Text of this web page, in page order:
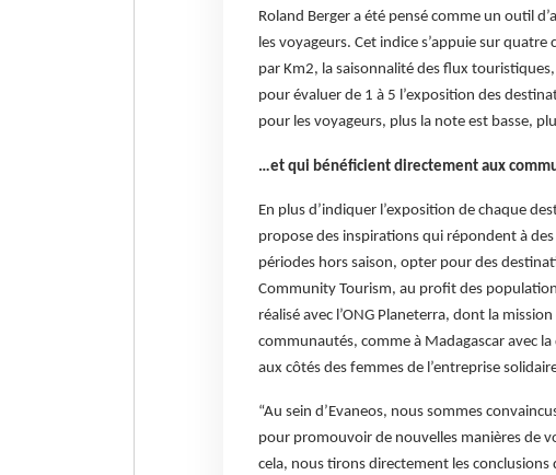
Roland Berger a été pensé comme un outil
les voyageurs. Cet indice s’appuie sur
par Km2, la saisonnalité des flux
pour évaluer de 1 à 5 l’exposition des
pour les voyageurs, plus la note est basse,
…et qui bénéficient directement aux
En plus d’indiquer l’exposition de chaque
propose des inspirations qui répondent à
périodes hors saison, opter pour des
Community Tourism, au profit des
réalisé avec l’ONG Planeterra, dont la
communautés, comme à Madagascar avec
aux côtés des femmes de l’entreprise
“Au sein d’Evaneos, nous sommes
pour promouvoir de nouvelles manières de
cela, nous tirons directement les